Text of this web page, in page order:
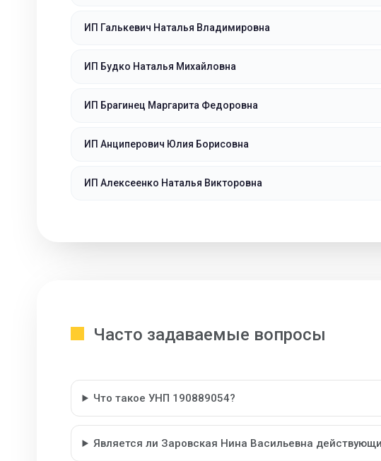
ИП Галькевич Наталья Владимировна
ИП Будко Наталья Михайловна
ИП Брагинец Маргарита Федоровна
ИП Анциперович Юлия Борисовна
ИП Алексеенко Наталья Викторовна
Часто задаваемые вопросы
Что такое УНП 190889054?
Является ли Заровская Нина Васильевна